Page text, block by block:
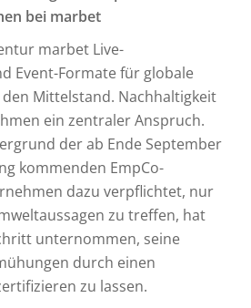
bei marbet
marbet Live-
Event-Formate für globale
Mittelstand. Nachhaltigkeit
ein zentraler Anspruch.
der ab Ende September
kommenden EmpCo-
dazu verpflichtet, nur
zu treffen, hat
unternommen, seine
durch einen
zu lassen.